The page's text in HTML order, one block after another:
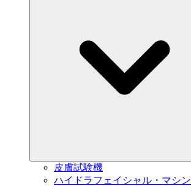
皮膚試験機
ハイドラフェイシャル・マシン